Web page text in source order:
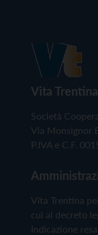
Vita
Società
Via Monsignor
P.IVA e C.F.
Vita Trentina
cui al decreto
Indicazione